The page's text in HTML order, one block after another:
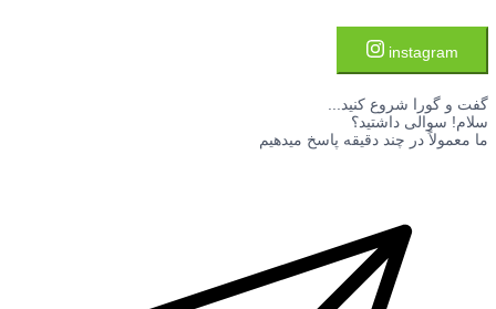
instagram
گفت و گورا شروع کنید...
سلام! سوالی داشتید؟
ما معمولاً در چند دقیقه پاسخ میدهیم